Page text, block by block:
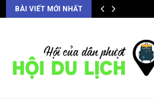
BÀI VIẾT MỚI NHẤT